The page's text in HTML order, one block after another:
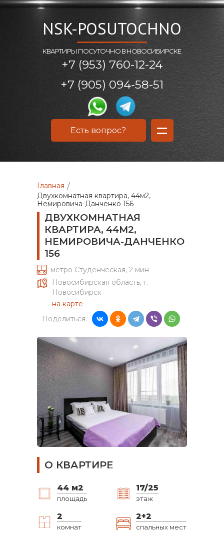
NSK-POSUTOCHNO
КВАРТИРЫ ПОСУТОЧНО В НОВОСИБИРСКЕ
+7 (953) 760-12-24
+7 (905) 094-58-51
Есть вопрос? =
Главная /
Двухкомнатная квартира, 44м2,
Немировича-Данченко 156
ДВУХКОМНАТНАЯ
КВАРТИРА, 44М2,
НЕМИРОВИЧА-ДАНЧЕНКО
156
метро Студенческая, 2 мин
Новосибирская область, г.
Новосибирск
на карте
Поделиться:
О КВАРТИРЕ
44 м2
площадь
17/25
этаж
2
комнат
2+2
спальных мест